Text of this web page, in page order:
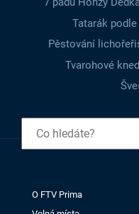
Tatarák
Pěstování
Tvarohové
O FTV Prima